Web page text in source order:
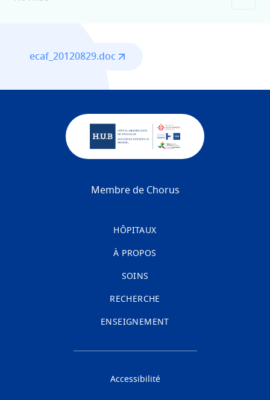
ecaf_20120829.doc
Membre de Chorus
HÔPITAUX
À PROPOS
SOINS
RECHERCHE
ENSEIGNEMENT
Accessibilité